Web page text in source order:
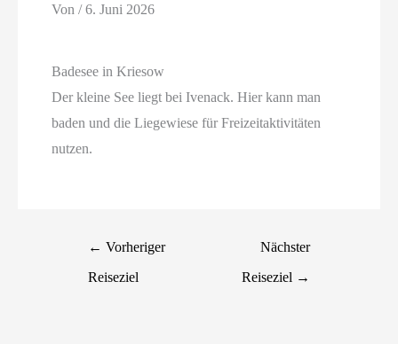
Von/6. Juni 2026
Badesee in Kriesow
Der kleine See liegt bei Ivenack. Hier kann man
baden und die Liegewiese für Freizeitaktivitäten
nutzen.
← Vorheriger
Reiseziel
Nächster
Reiseziel →